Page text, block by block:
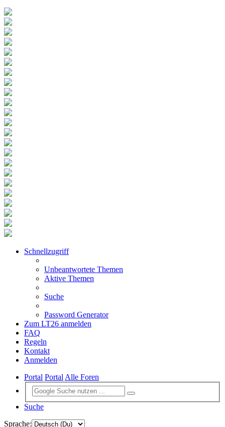
Schnellzugriff
Unbeantwortete Themen
Aktive Themen
Suche
Password Generator
Zum LT26 anmelden
FAQ
Regeln
Kontakt
Anmelden
Portal PortalAlle Foren
Suche
Sprache: